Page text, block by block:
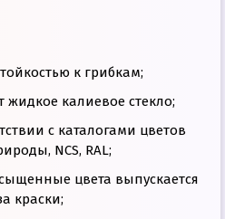
к грибкам;
калиевое стекло;
с каталогами цветов
NCS, RAL;
цвета выпускается
краски;